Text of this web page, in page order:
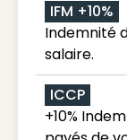
IFM +10%
Indemnité
salaire.
ICCP
+10%